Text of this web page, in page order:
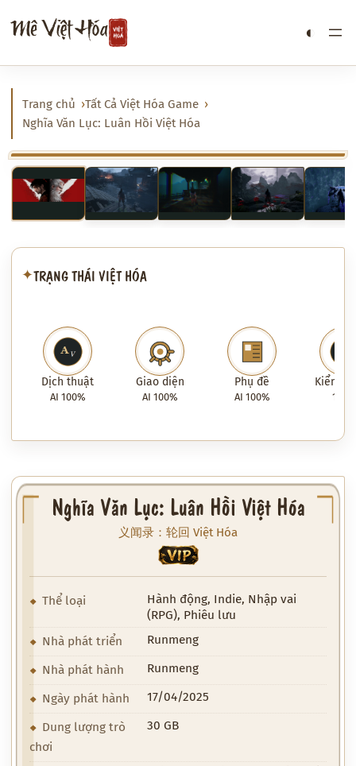
đến
nội
dung
Mê Việt Hóa ◐
Trang chủ
Tất Cả Việt Hóa Game
Nghĩa Văn Lục: Luân Hồi Việt Hóa
‹ ›
✦TRẠNG THÁI VIỆT HÓA
Dịch thuật
AI 100%
Giao diện
AI 100%
Phụ đề
AI 100%
Kiểm
100%
Nghĩa Văn Lục: Luân Hồi Việt Hóa
义闻录：轮回 Việt Hóa
VIP
Thể loại
Hành động, Indie, Nhập vai
(RPG), Phiêu lưu
Nhà phát triển
Runmeng
Nhà phát hành Runmeng
Ngày phát hành 17/04/2025
Dung lượng trò
chơi
30 GB